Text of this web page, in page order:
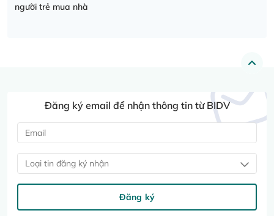
người trẻ mua nhà
Đăng ký email để nhận thông tin từ BIDV
Loại tin đăng ký nhận
Đăng ký